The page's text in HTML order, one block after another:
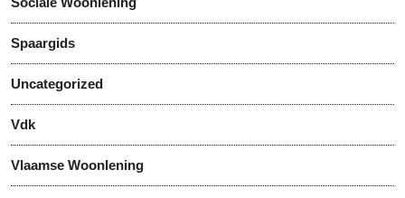
Spaargids
Uncategorized
Vdk
Vlaamse Woonlening